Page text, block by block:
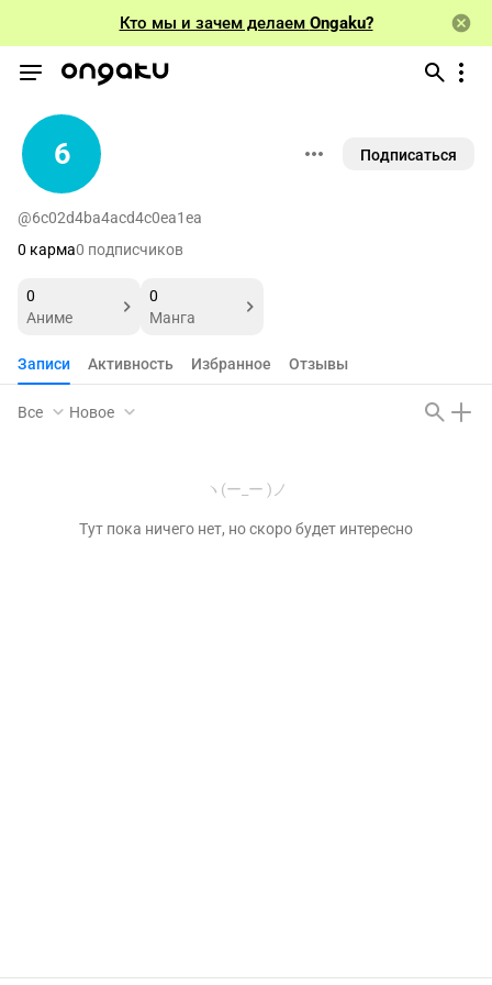
Кто мы и зачем делаем Ongaku?
6 Подписаться
@6c02d4ba4acd4c0ea1ea
0 карма0 подписчиков
0
Аниме
0
Манга
Записи Активность Избранное Отзывы
Все Новое
ヽ(ー_ー )ノ
Тут пока ничего нет, но скоро будет интересно